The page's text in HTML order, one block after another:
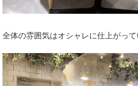
全体の雰囲気はオシャレに仕上がって